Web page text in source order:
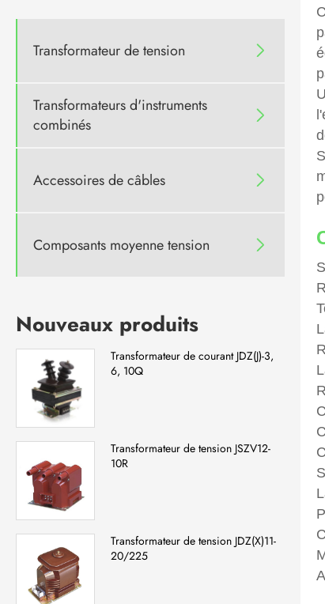
Transformateur de tension 
Transformateurs d'instruments
combinés

Accessoires de câbles 
Composants moyenne tension 
Nouveaux produits
Transformateur de courant JDZ(J)-3,
6, 10Q
Transformateur de tension JSZV12-
10R
Transformateur de tension JDZ(X)11-
20/225